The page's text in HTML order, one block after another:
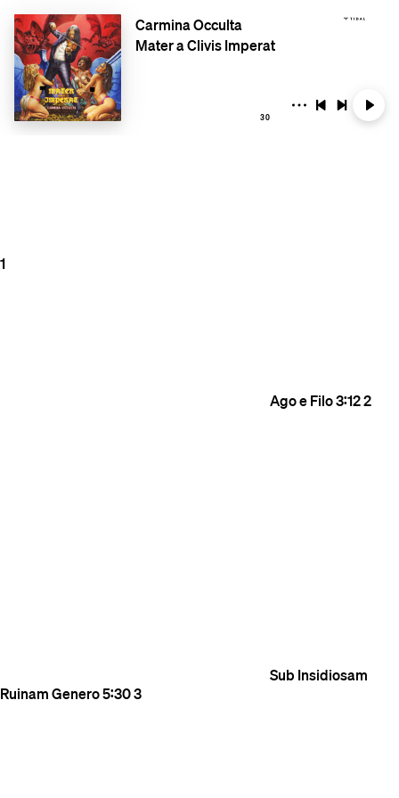
Carmina Occulta
Mater a Clivis Imperat
30
1
Ago e Filo3:122
Sub Insidiosam
Ruinam Genero5:303